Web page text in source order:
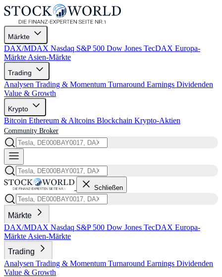
Märkte
DAX/MDAX Nasdaq S&P 500 Dow Jones TecDAX Europa-
Märkte Asien-Märkte
Trading
Analysen Trading & Momentum Turnaround Earnings Dividenden
Value & Growth
Krypto
Bitcoin Ethereum & Altcoins Blockchain Krypto-Aktien
Community Broker
Schließen
Märkte
DAX/MDAX Nasdaq S&P 500 Dow Jones TecDAX Europa-
Märkte Asien-Märkte
Trading
Analysen Trading & Momentum Turnaround Earnings Dividenden
Value & Growth